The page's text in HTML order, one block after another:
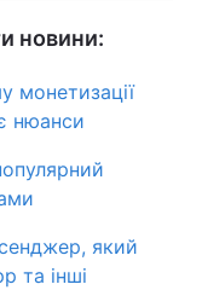
новини:
монетизації
нюанси
який
та інші